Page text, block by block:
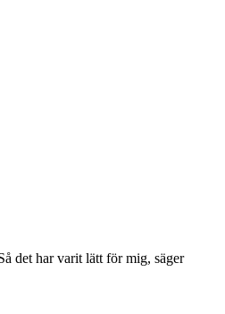
det har varit lätt för mig, säger